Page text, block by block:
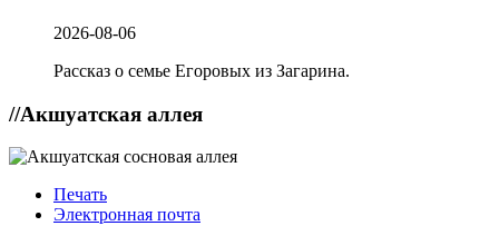
2026-08-06
Рассказ о семье Егоровых из Загарина.
//Акшуатская аллея
Печать
Электронная почта